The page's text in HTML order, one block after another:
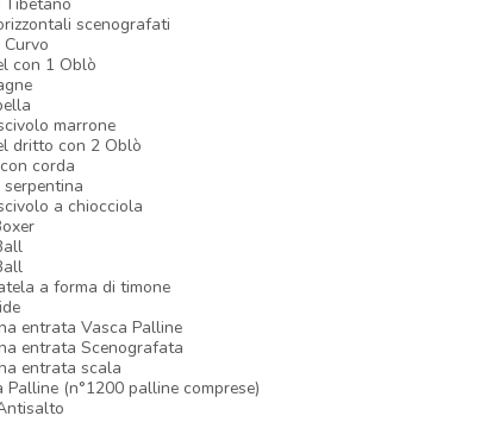
scenografati
con 1 Oblò
marrone
dritto con 2 Oblò
corda
a chiocciola
a forma di timone
entrata Vasca Palline
entrata Scenografata
entrata scala
Palline (n°1200 palline comprese)